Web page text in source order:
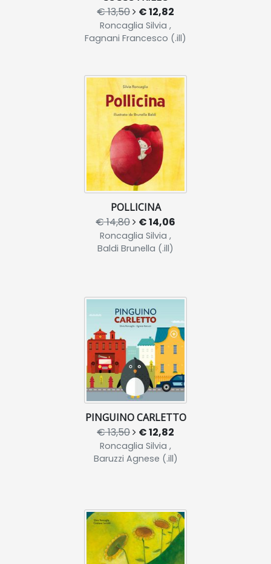
€ 13,50 € 12,82
Roncaglia Silvia ,
Fagnani Francesco (.ill)
POLLICINA
€ 14,80 € 14,06
Roncaglia Silvia ,
Baldi Brunella (.ill)
PINGUINO CARLETTO
€ 13,50 € 12,82
Roncaglia Silvia ,
Baruzzi Agnese (.ill)